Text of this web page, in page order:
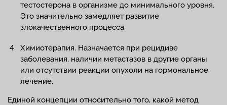
тестостерона в организме до минимального уровня.
Это значительно замедляет развитие
злокачественного процесса.
Химиотерапия. Назначается при рецидиве
заболевания, наличии метастазов в другие органы
или отсутствии реакции опухоли на гормональное
лечение.
Единой концепции относительно того, какой метод